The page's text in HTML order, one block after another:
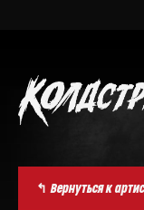
↰ Вернуться к